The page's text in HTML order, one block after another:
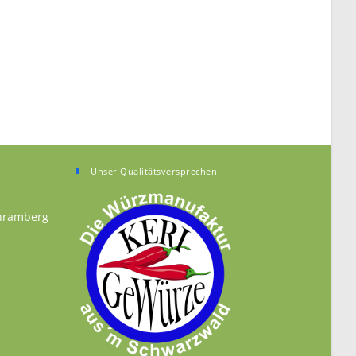
your application
Unser Qualitätsversprechen